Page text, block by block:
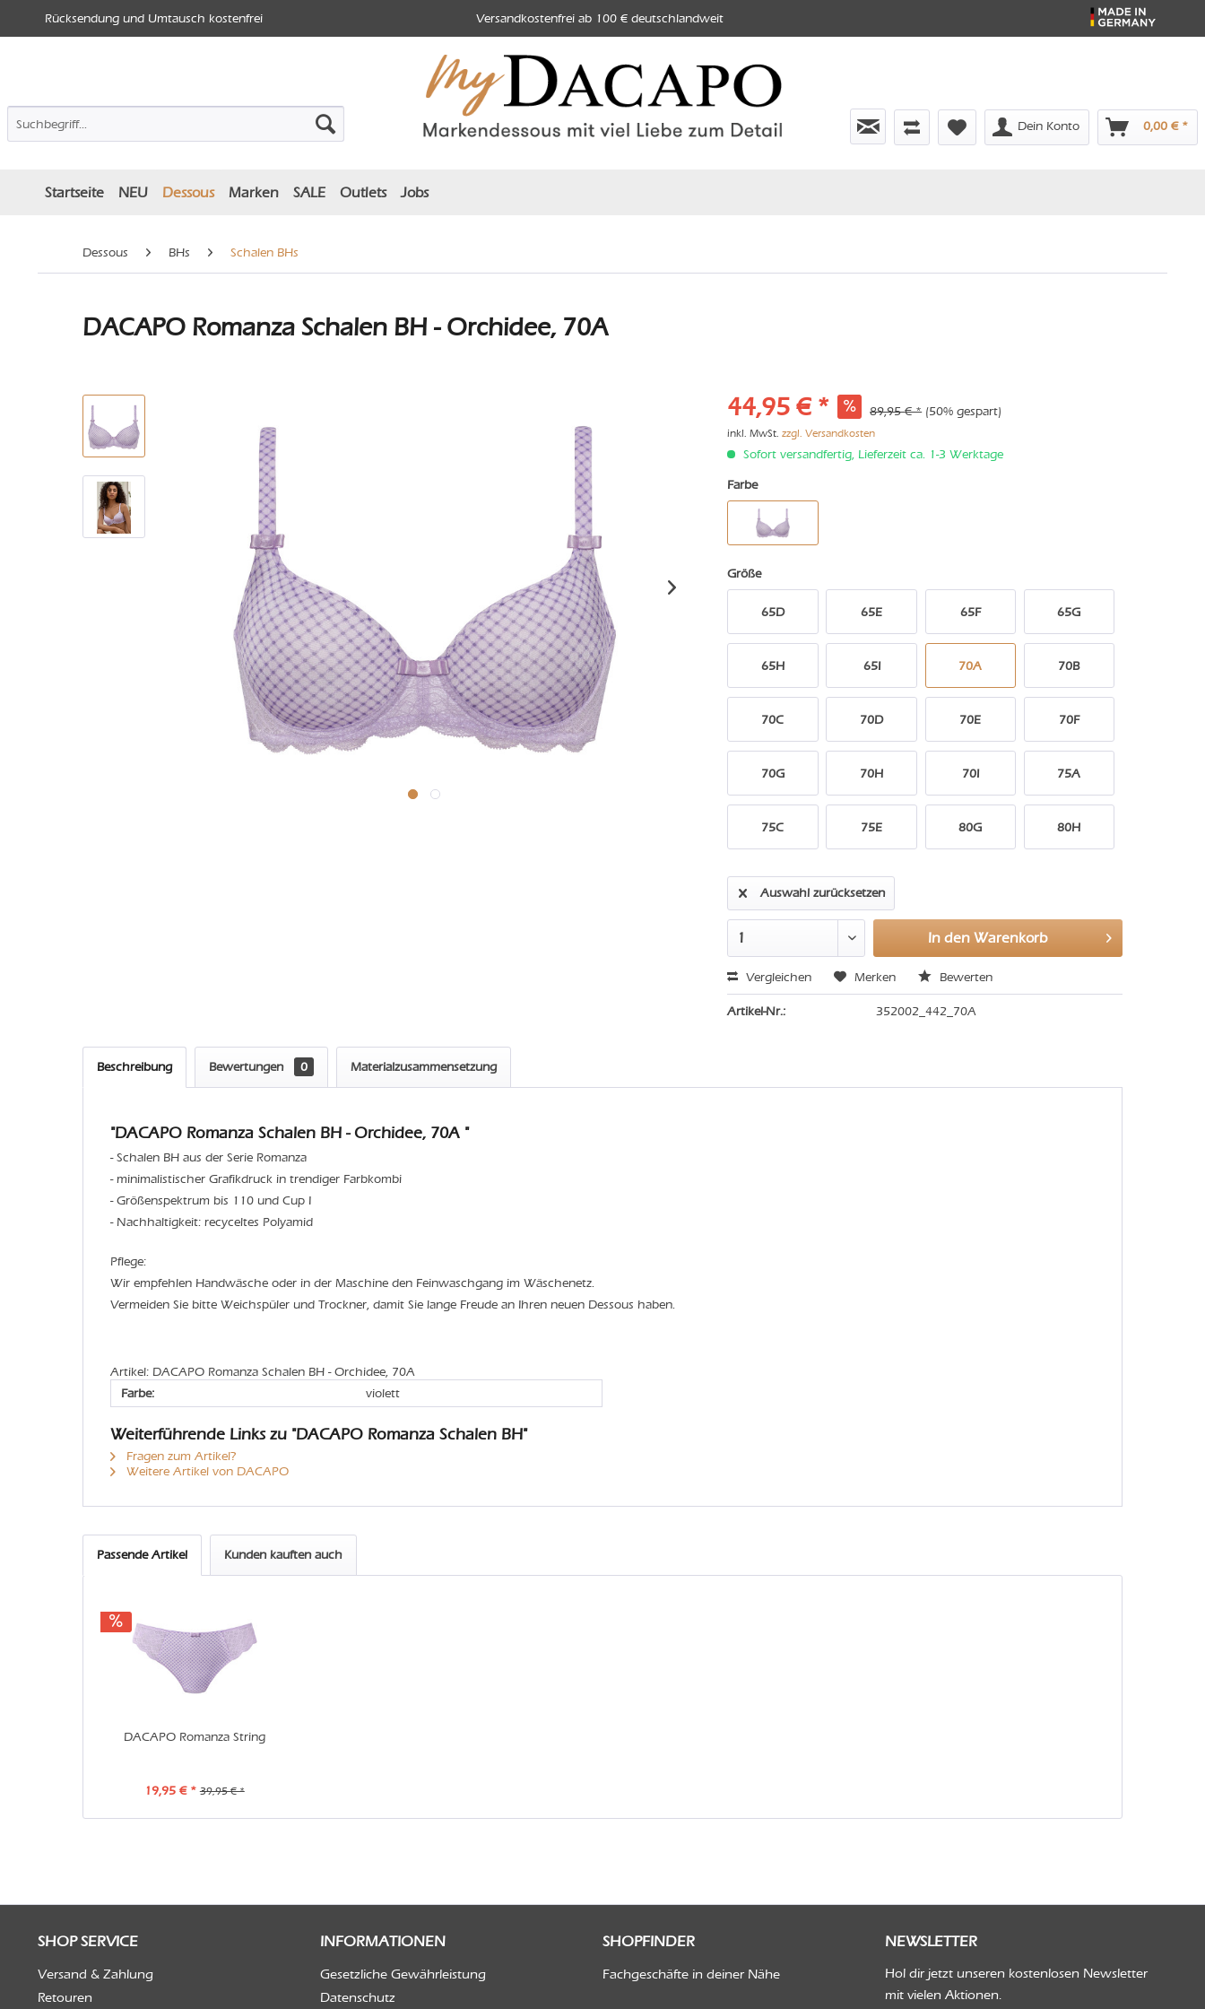
Rücksendung und Umtausch kostenfrei Versandkostenfrei ab 100 € deutschlandweit
Dein Konto 0,00 € *
Startseite NEU Dessous Marken SALE Outlets Jobs
Dessous BHs Schalen BHs
DACAPO Romanza Schalen BH - Orchidee, 70A
44,95 € * 89,95 € * (50% gespart)
inkl. MwSt.zzgl. Versandkosten
Sofort versandfertig, Lieferzeit ca. 1-3 Werktage
Farbe
Größe
65D 65E 65F 65G
65H 65I 70A 70B
70C 70D 70E 70F
70G 70H 70I 75A
75C 75E 80G 80H
Auswahl zurücksetzen
In den Warenkorb
Vergleichen Merken Bewerten
Artikel-Nr.: 352002_442_70A
Beschreibung Bewertungen 0 Materialzusammensetzung
"DACAPO Romanza Schalen BH - Orchidee, 70A "
- Schalen BH aus der Serie Romanza
- minimalistischer Grafikdruck in trendiger Farbkombi
- Größenspektrum bis 110 und Cup I
- Nachhaltigkeit: recyceltes Polyamid
Pflege:
Wir empfehlen Handwäsche oder in der Maschine den Feinwaschgang im Wäschenetz.
Vermeiden Sie bitte Weichspüler und Trockner, damit Sie lange Freude an Ihren neuen Dessous haben.
Artikel: DACAPO Romanza Schalen BH - Orchidee, 70A
Farbe:
violett
Weiterführende Links zu "DACAPO Romanza Schalen BH"
Fragen zum Artikel?
Weitere Artikel von DACAPO
Passende Artikel Kunden kauften auch
DACAPO Romanza String
19,95 € * 39,95 € *
SHOP SERVICE
Versand & Zahlung
Retouren
INFORMATIONEN
Gesetzliche Gewährleistung
Datenschutz
SHOPFINDER
Fachgeschäfte in deiner Nähe
NEWSLETTER
Hol dir jetzt unseren kostenlosen Newsletter
mit vielen Aktionen.